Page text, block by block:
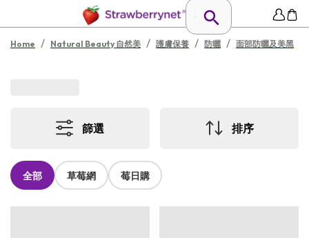
Home / Natural Beauty 自然美 / 護膚保養 / 防曬 / 面部防曬及美黑
篩選 排序
全部 草莓網 莓日購